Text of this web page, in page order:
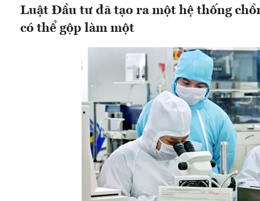
Luật Đầu tư đã tạo ra một hệ thống
có thể gộp làm một